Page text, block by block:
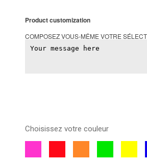
Product customization
COMPOSEZ VOUS-MÊME VOTRE
Choisissez votre couleur
Pink Red Orange Green Yellow